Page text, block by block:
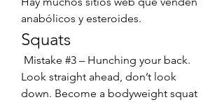
anabólicos y esteroides.
Squats
Look straight ahead, don’t look
down. Become a bodyweight squat